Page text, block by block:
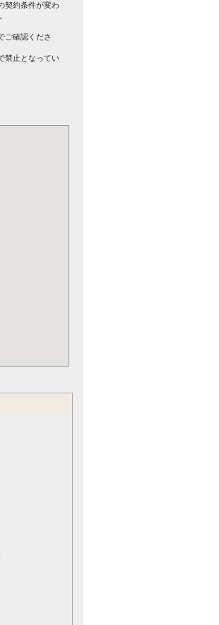
契約条件が変わ
ご確認くださ
禁止となってい